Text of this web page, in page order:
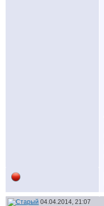
04.04.2014, 21:07